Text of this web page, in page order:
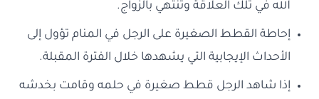
الله في تلك العلاقة وتنتهي بالزواج.
إحاطة القطط الصغيرة على الرجل في المنام تؤول إلى
الأحداث الإيجابية التي يشهدها خلال الفترة المقبلة.
إذا شاهد الرجل قطط صغيرة في حلمه وقامت بخدشه